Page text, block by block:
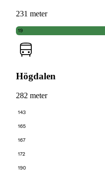
231 meter
19
Högdalen
282 meter
143
165
167
172
190